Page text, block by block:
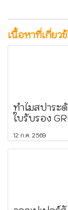
เนื้อหาที่เกี่ยว
ทำไมสปาระ
ใบรับรอง
12 ก.ค. 2569